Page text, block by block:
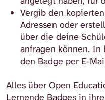
Vergib den
Adressen oder
über die deine
anfragen können.
den Badge per E-
Alles über Open
Lernende Badges in